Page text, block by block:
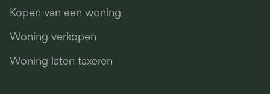
Kopen van een woning
Woning verkopen
Woning laten taxeren